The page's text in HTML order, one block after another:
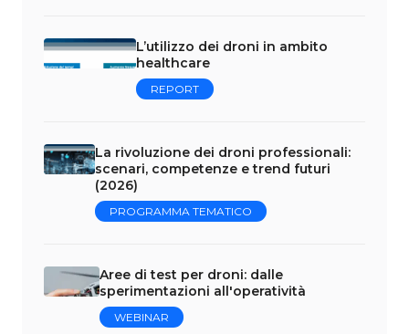
L’utilizzo dei droni in ambito
healthcare
REPORT
La rivoluzione dei droni professionali:
scenari, competenze e trend futuri
(2026)
PROGRAMMA TEMATICO
Aree di test per droni: dalle
sperimentazioni all'operatività
WEBINAR